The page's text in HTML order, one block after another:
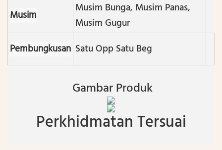
Musim
Musim Bunga, Musim Panas,
Musim Gugur
Pembungkusan Satu Opp Satu Beg
Gambar Produk
Perkhidmatan Tersuai